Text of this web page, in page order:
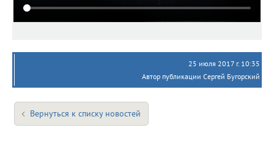
25 июля 2017 г. 10:35
Автор публикации Сергей Бугорский
Вернуться к списку новостей